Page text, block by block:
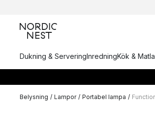
Dukning & ServeringInredningKök &
Belysning / Lampor / Portabel lampa /